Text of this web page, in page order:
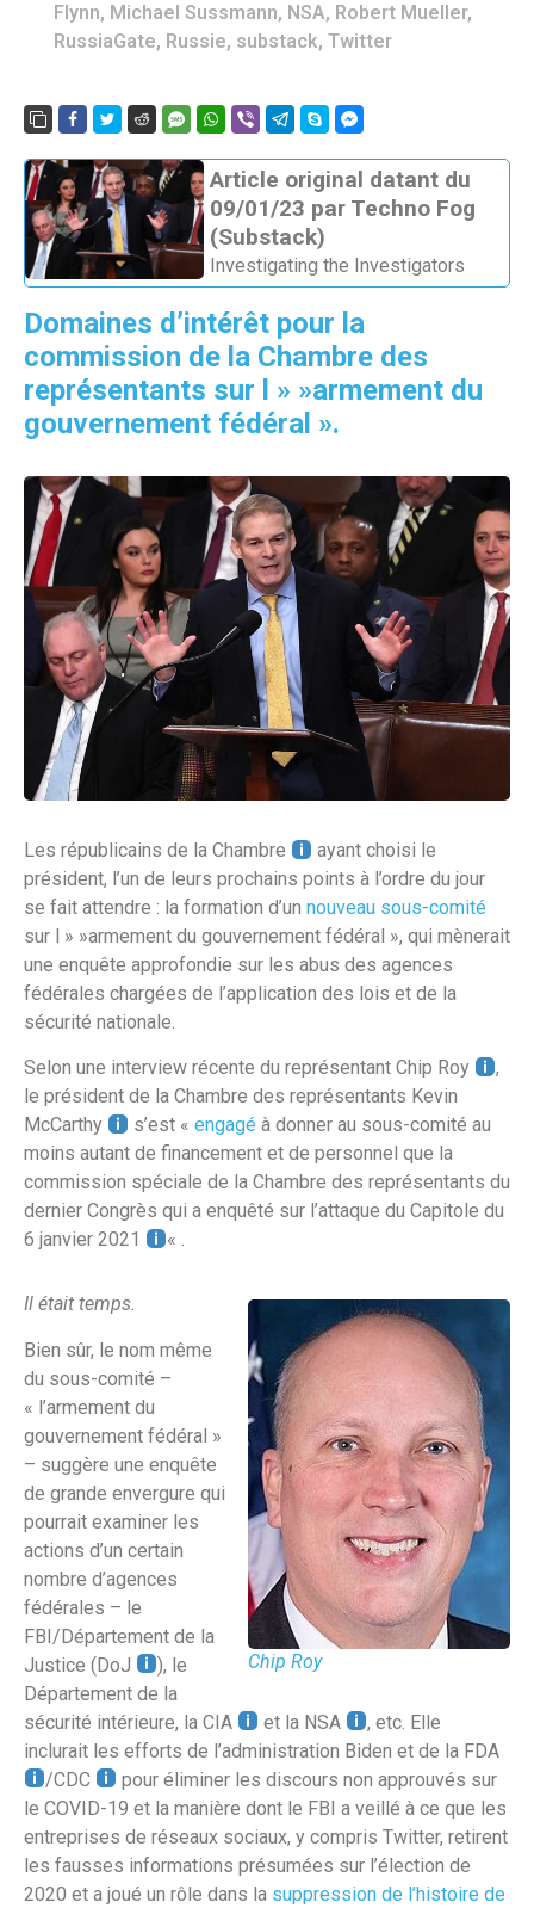
Flynn, Michael Sussmann, NSA, Robert Mueller,
RussiaGate, Russie, substack, Twitter
Article original datant du
09/01/23 par Techno Fog
(Substack)
Investigating the Investigators
Domaines d’intérêt pour la
commission de la Chambre des
représentants sur l » »armement du
gouvernement fédéral ».
Les républicains de la Chambre
ayant choisi le
président, l’un de leurs prochains points à l’ordre du jour
se fait attendre : la formation d’un nouveau sous-comité
sur l » »armement du gouvernement fédéral », qui mènerait
une enquête approfondie sur les abus des agences
fédérales chargées de l’application des lois et de la
sécurité nationale.
Selon une interview récente du représentant Chip Roy
,
le président de la Chambre des représentants Kevin
McCarthy
s’est «engagéà donner au sous-comité au
moins autant de financement et de personnel que la
commission spéciale de la Chambre des représentants du
dernier Congrès qui a enquêté sur l’attaque du Capitole du
6 janvier 2021
« .
Chip Roy
Il était temps.
Bien sûr, le nom même
du sous-comité –
« l’armement du
gouvernement fédéral »
– suggère une enquête
de grande envergure qui
pourrait examiner les
actions d’un certain
nombre d’agences
fédérales – le
FBI/Département de la
Justice (DoJ
), le
Département de la
sécurité intérieure, la CIA
et la NSA
, etc. Elle
inclurait les efforts de l’administration Biden et de la FDA
/CDC
pour éliminer les discours non approuvés sur
le COVID-19 et la manière dont le FBI a veillé à ce que les
entreprises de réseaux sociaux, y compris Twitter, retirent
les fausses informations présumées sur l’élection de
2020 et a joué un rôle dans la suppression de l’histoire de